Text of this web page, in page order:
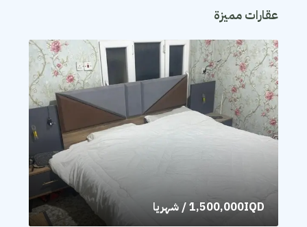
عقارات مميزة
1,500,000IQD/ شهريا